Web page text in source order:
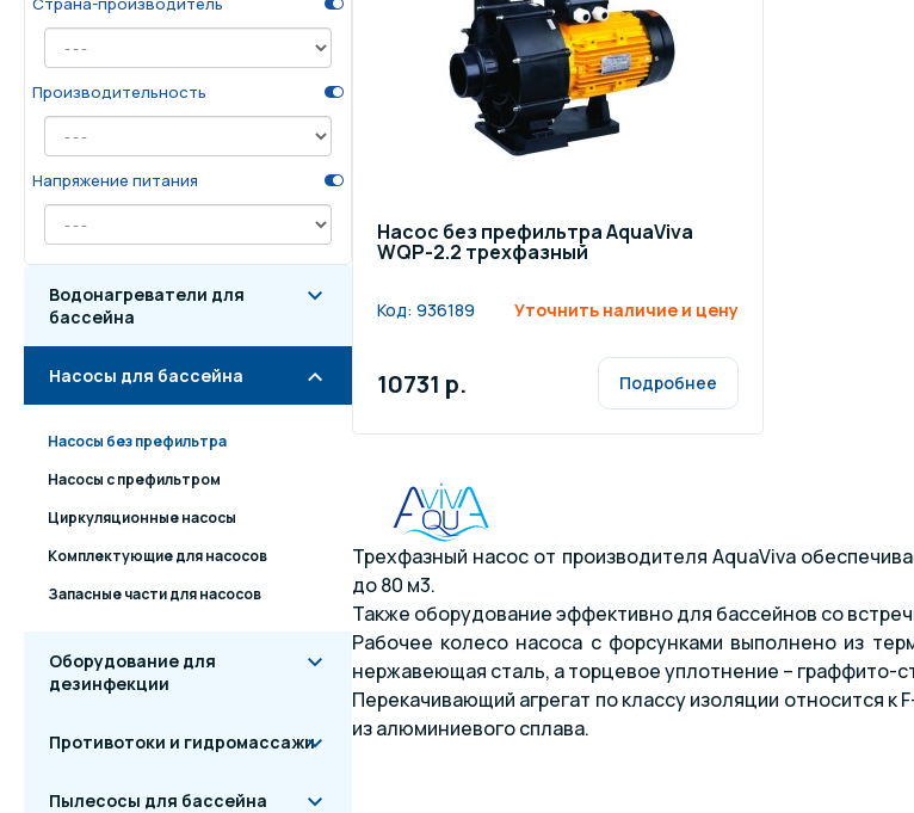
Освещение и подсветка для
бассейна
Отделочные материалы
Производительность
Напряжение питания
Водонагреватели для
бассейна
Насосы для бассейна
Насосы без префильтра
Насосы с префильтром
Циркуляционные насосы
Комплектующие для насосов
Запасные части для насосов
Оборудование для
дезинфекции
Противотоки и гидромассажи
Пылесосы для бассейна
Насос без префильтра AquaViva
WQP-2.2 трехфазный
Код: 936189 Уточнить наличие и цену
10731 р. Подробнее
Трехфазный насос от производителя AquaViva
до 80 м3.
Также оборудование эффективно для бассейнов со
Рабочее колесо насоса с форсунками выполнено из
нержавеющая сталь, а торцевое уплотнение – граффито-
Перекачивающий агрегат по классу изоляции относится
из алюминиевого сплава.